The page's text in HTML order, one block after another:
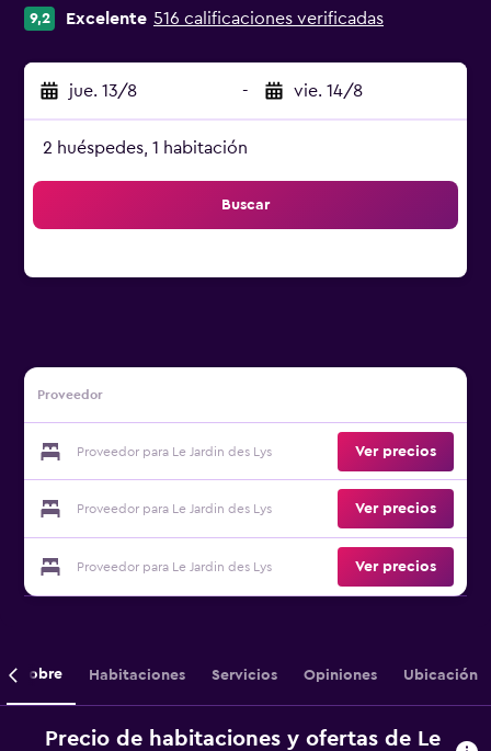
9,2 Excelente 516 calificaciones verificadas
jue. 13/8 - vie. 14/8
2 huéspedes, 1 habitación
Buscar
Proveedor
Proveedor para Le Jardin des Lys Ver precios
Proveedor para Le Jardin des Lys Ver precios
Proveedor para Le Jardin des Lys Ver precios
Sobre Habitaciones Servicios Opiniones Ubicación
Precio de habitaciones y ofertas de Le